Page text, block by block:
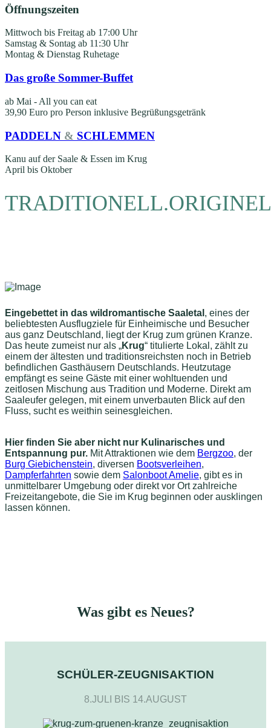
Öffnungszeiten
Mittwoch bis Freitag ab 17:00 Uhr
Samstag & Sontag ab 11:30 Uhr
Montag & Dienstag Ruhetage
Das große Sommer-Buffet
ab Mai - All you can eat
39,90 Euro pro Person inklusive Begrüßungsgetränk
PADDELN & SCHLEMMEN
Kanu auf der Saale & Essen im Krug
April bis Oktober
TRADITIONELL.
Eingebettet in das wildromantische Saaletal , eines der
beliebtesten Ausflugziele für Einheimische und Besucher
aus ganz Deutschland, liegt der Krug zum grünen Kranze.
Das heute zumeist nur als „Krug“ titulierte Lokal, zählt zu
einem der ältesten und traditionsreichsten noch in Betrieb
befindlichen Gasthäusern Deutschlands. Heutzutage
empfängt es seine Gäste mit einer wohltuenden und
zeitlosen Mischung aus Tradition und Moderne. Direkt am
Saaleufer gelegen, mit einem unverbauten Blick auf den
Fluss, sucht es weithin seinesgleichen.
Hier finden Sie aber nicht nur Kulinarisches und
Entspannung pur. Mit Attraktionen wie dem Bergzoo, der
Burg Giebichenstein, diversen Bootsverleihen,
Dampferfahrten sowie dem Salonboot Amelie, gibt es in
unmittelbarer Umgebung oder direkt vor Ort zahlreiche
Freizeitangebote, die Sie im Krug beginnen oder ausklingen
lassen können.
Was gibt es Neues?
SCHÜLER-ZEUGNISAKTION
8.JULI BIS 14.AUGUST